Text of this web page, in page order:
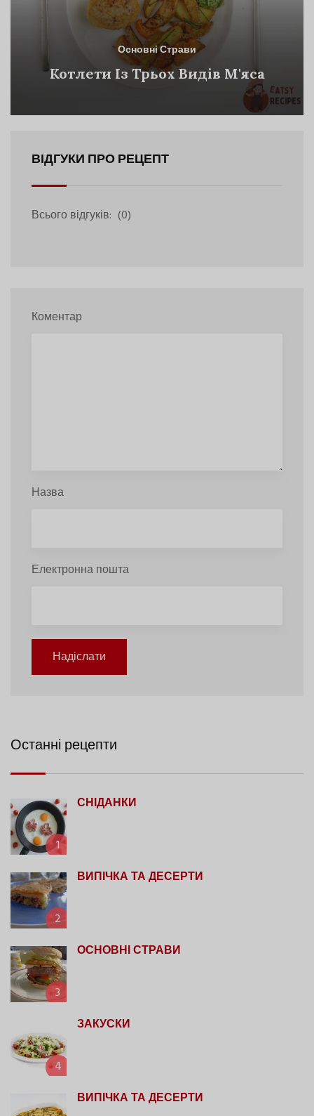
Основні Страви
Котлети Із Трьох Видів М'яса
ВІДГУКИ ПРО РЕЦЕПТ
Всього відгуків: (0)
Коментар
Назва
Електронна пошта
Надіслати
Останні рецепти
1
СНІДАНКИ
2
ВИПІЧКА ТА ДЕСЕРТИ
3
ОСНОВНІ СТРАВИ
4
ЗАКУСКИ
ВИПІЧКА ТА ДЕСЕРТИ